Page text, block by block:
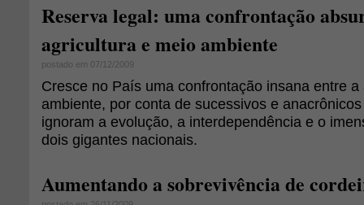
Reserva legal: uma confrontação
agricultura e meio ambiente
postado em 07/12/2009
Cresce no País uma confrontação insana entre
ambiente, por conta de sucessivos e
ignoram a evolução, a interdependência e o
dois gigantes nacionais.
Aumentando a sobrevivência de